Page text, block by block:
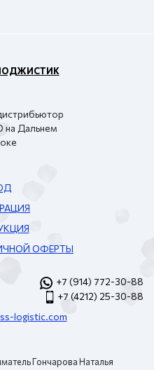
на Дальнем
ОФЕРТЫ
+7 (914) 772-30-88
+7 (4212) 25-30-88
logistic.com
Гончарова Наталья